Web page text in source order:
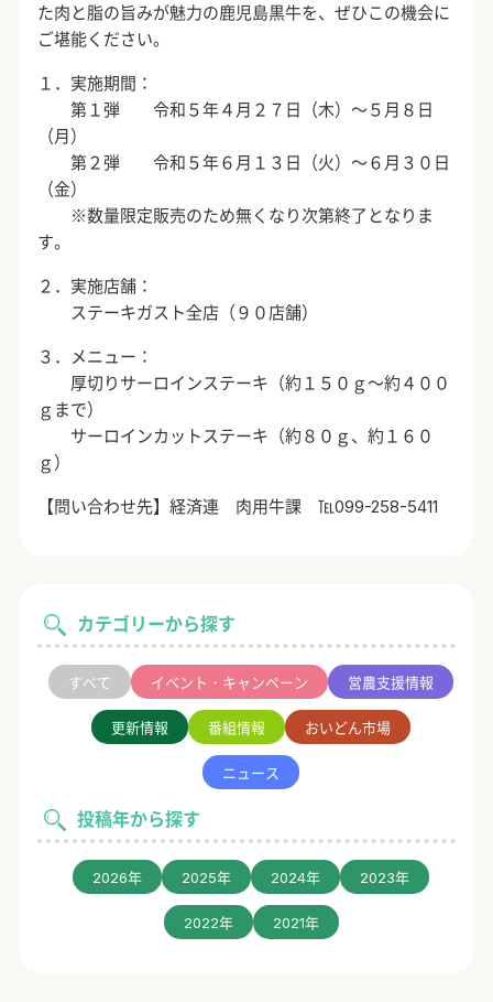
カテゴリーから探す
すべて イベント・キャンペーン 営農支援情報
更新情報 番組情報 おいどん市場
ニュース
投稿年から探す
2026年 2025年 2024年 2023年
2022年 2021年
た肉と脂の旨みが魅力の鹿児島黒牛を、ぜひこの機会に
ご堪能ください。
１．実施期間：
第１弾 令和５年４月２７日（木）～５月８日
（月）
第２弾 令和５年６月１３日（火）～６月３０日
（金）
※数量限定販売のため無くなり次第終了となりま
す。
２．実施店舗：
ステーキガスト全店（９０店舗）
３．メニュー：
厚切りサーロインステーキ（約１５０ｇ～約４００
ｇまで）
サーロインカットステーキ（約８０ｇ、約１６０
ｇ）
【問い合わせ先】経済連 肉用牛課 ℡099-258-5411